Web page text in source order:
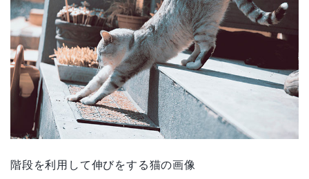
階段を利用して伸びをする猫の画像